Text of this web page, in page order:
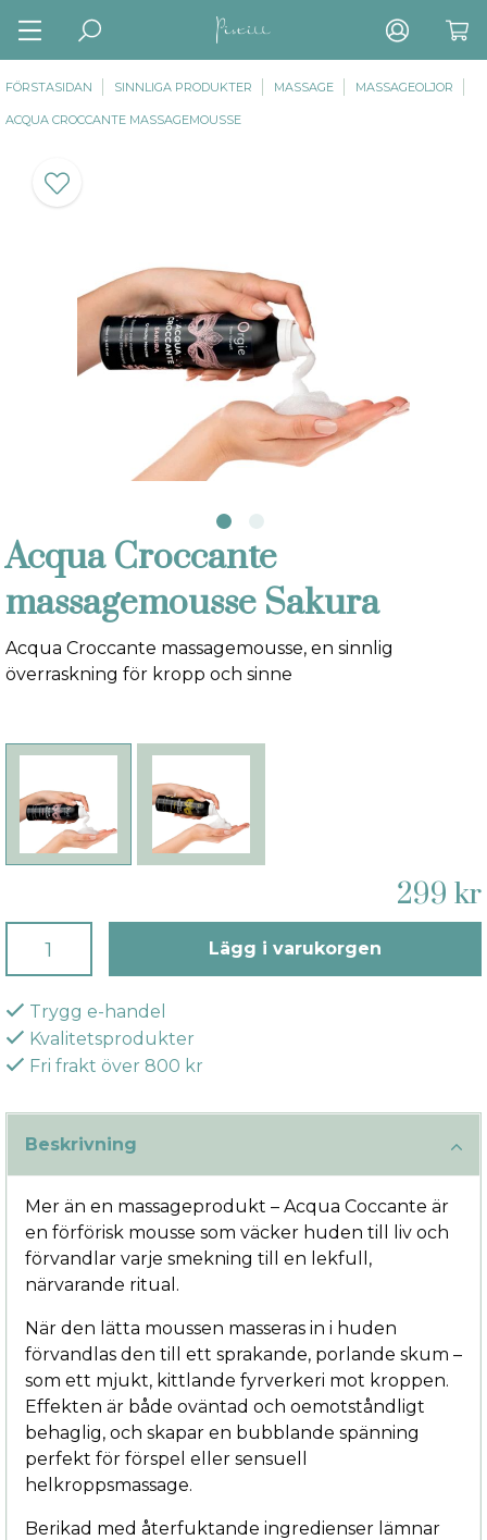
FÖRSTASIDAN SINNLIGA PRODUKTER MASSAGE MASSAGEOLJOR
ACQUA CROCCANTE MASSAGEMOUSSE
Acqua Croccante
massagemousse Sakura
Acqua Croccante massagemousse, en sinnlig
överraskning för kropp och sinne
299 kr
Lägg i varukorgen
Trygg e-handel
Kvalitetsprodukter
Fri frakt över 800 kr
Beskrivning
Mer än en massageprodukt – Acqua Coccante är
en förförisk mousse som väcker huden till liv och
förvandlar varje smekning till en lekfull,
närvarande ritual.
När den lätta moussen masseras in i huden
förvandlas den till ett sprakande, porlande skum –
som ett mjukt, kittlande fyrverkeri mot kroppen.
Effekten är både oväntad och oemotståndligt
behaglig, och skapar en bubblande spänning
perfekt för förspel eller sensuell
helkroppsmassage.
Berikad med återfuktande ingredienser lämnar